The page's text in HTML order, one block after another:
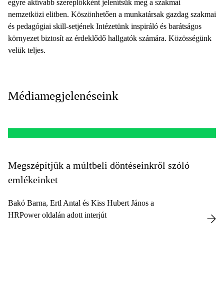
egyre aktívabb szereplőkként jelenítsük meg a szakmai
nemzetközi elitben. Köszönhetően a munkatársak gazdag szakmai
és pedagógiai skill-setjének Intézetünk inspiráló és barátságos
környezet biztosít az érdeklődő hallgatók számára. Közösségünk
velük teljes.
Médiamegjelenéseink
Megszépítjük a múltbeli döntéseinkről szóló
emlékeinket
Bakó Barna, Ertl Antal és Kiss Hubert János a
HRPower oldalán adott interjút